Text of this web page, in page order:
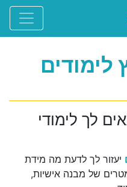
לימודים
לך לימודי
יעזור לך לדעת מה מידת
של מבנה אישיות,